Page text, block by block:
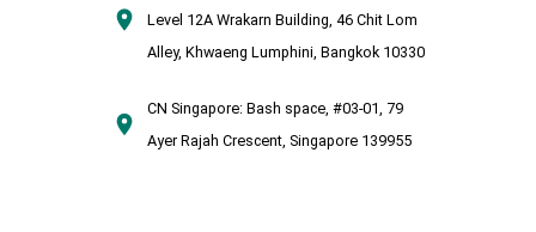
Level 12A Wrakarn Building, 46 Chit Lom
Alley, Khwaeng Lumphini, Bangkok 10330
CN Singapore: Bash space, #03-01, 79
Ayer Rajah Crescent, Singapore 139955